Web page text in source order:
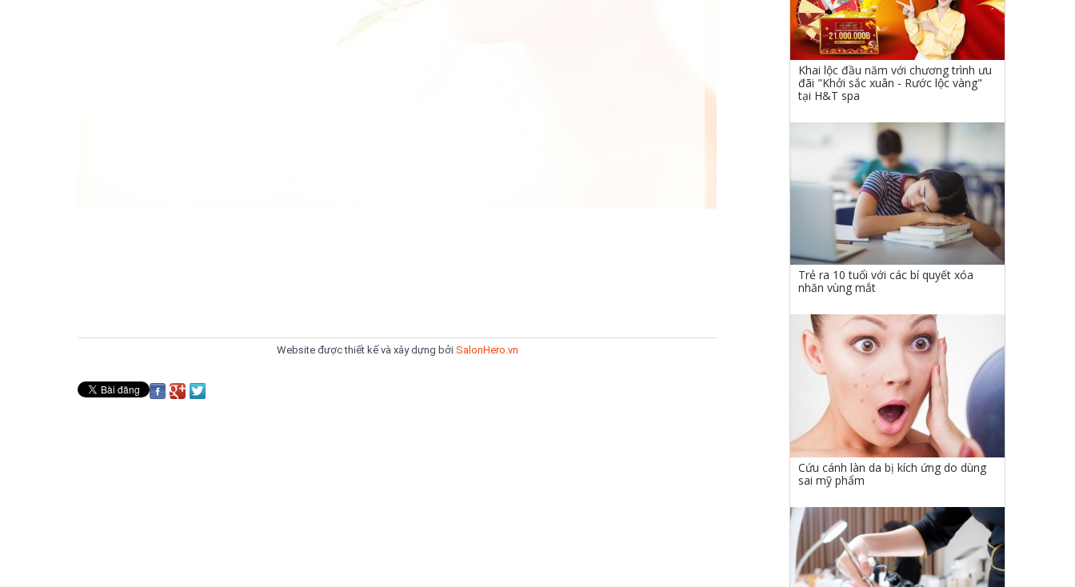
Khai lộc đầu năm với chương trình ưu
đãi "Khởi sắc xuân - Rước lộc vàng"
tại H&T spa
Trẻ ra 10 tuổi với các bí quyết xóa
nhăn vùng mắt
Cứu cánh làn da bị kích ứng do dùng
sai mỹ phẩm